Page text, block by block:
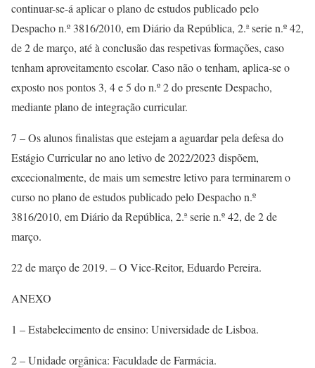
continuar-se-á aplicar o plano de estudos publicado pelo
Despacho n.º 3816/2010, em Diário da República, 2.ª serie n.º 42,
de 2 de março, até à conclusão das respetivas formações, caso
tenham aproveitamento escolar. Caso não o tenham, aplica-se o
exposto nos pontos 3, 4 e 5 do n.º 2 do presente Despacho,
mediante plano de integração curricular.
7 – Os alunos finalistas que estejam a aguardar pela defesa do
Estágio Curricular no ano letivo de 2022/2023 dispõem,
excecionalmente, de mais um semestre letivo para terminarem o
curso no plano de estudos publicado pelo Despacho n.º
3816/2010, em Diário da República, 2.ª serie n.º 42, de 2 de
março.
22 de março de 2019. – O Vice-Reitor, Eduardo Pereira.
ANEXO
1 – Estabelecimento de ensino: Universidade de Lisboa.
2 – Unidade orgânica: Faculdade de Farmácia.